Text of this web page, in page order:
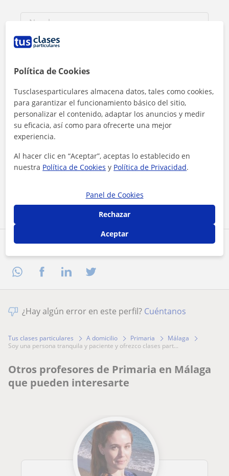
Comparte a este profesor
Al hacer clic, aceptas nuestro aviso legaly de privacidad
Contactar ahora
¿Hay algún error en este perfil? Cuéntanos
Tus clases particulares A domicilio Primaria
Málaga
soy una persona tranquila y paciente y ofrezco clases part...
Otros profesores de Primaria en Málaga
que pueden interesarte
Política de Cookies
Tusclasesparticulares almacena datos, tales como cookies,
para garantizar el funcionamiento básico del sitio,
personalizar el contenido, adaptar los anuncios y medir
su eficacia, así como para ofrecerte una mejor
experiencia.
Al hacer clic en “Aceptar”, aceptas lo establecido en
nuestra Política de Cookies y Política de Privacidad.
Panel de Cookies
Rechazar
Aceptar